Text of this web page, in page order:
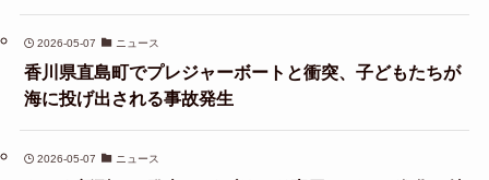
2026-05-07 ニュース
香川県直島町でプレジャーボートと衝突、子どもたちが
海に投げ出される事故発生
2026-05-07 ニュース